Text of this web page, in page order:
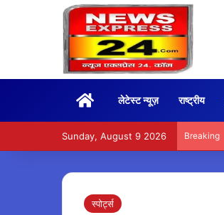
Homeलेटेस्ट न्यूज़ राष्ट्रीय
Sunday, August 9 2026 Breaking
स्पोर्ट्स